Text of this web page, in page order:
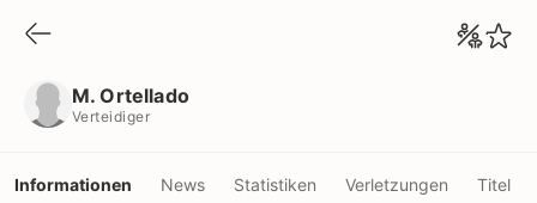
M. Ortellado
Verteidiger
Informationen News Statistiken Verletzungen Titel